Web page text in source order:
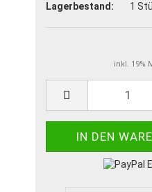
Lagerbestand: 1
inkl. 19%